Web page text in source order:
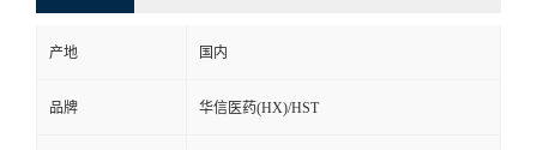
方
产地 国内
品牌 华信医药(HX)/HST